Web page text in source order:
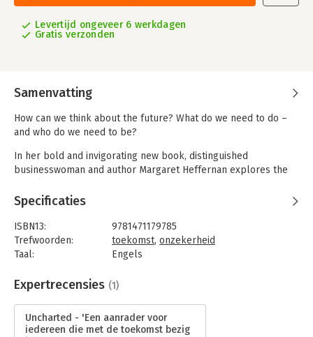
Levertijd ongeveer 6 werkdagen
Gratis verzonden
Samenvatting
How can we think about the future? What do we need to do –
and who do we need to be?
In her bold and invigorating new book, distinguished
businesswoman and author Margaret Heffernan explores the
We are addicted to prediction, desperate for certainty about
the future. But the complexity of modern life won’t provide
that; experts in forecasting are reluctant to look more than
400 days out. History doesn’t repeat itself and even genetics
won’t tell you everything you want to know. Ineradicable
In complex environments, efficiency is a hazard not a help;
being robust is the better, safer option. Drawing on a wide
array of people and places, Margaret Heffernan looks at long-
term projects developed over generations that could never
Specificaties
ISBN13:
9781471179785
Trefwoorden:
toekomst, onzekerheid
Taal:
Engels
Aantal pagina's:
368
Druk:
Verschijningsdatum:
20-2-2020
Expertrecensies (1)
Uncharted - 'Een aanrader voor
iedereen die met de toekomst bezig